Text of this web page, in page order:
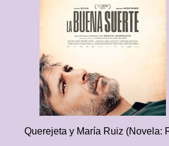
Querejeta y María Ruiz (Novela: